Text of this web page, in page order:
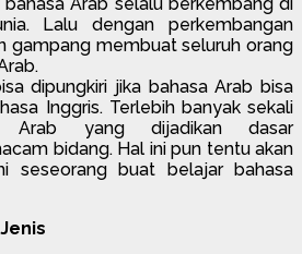
Lalu dengan perkembangan
gampang membuat seluruh orang
dipungkiri jika bahasa Arab bisa
Inggris. Terlebih banyak sekali
Arab yang dijadikan dasar
bidang. Hal ini pun tentu akan
seseorang buat belajar bahasa